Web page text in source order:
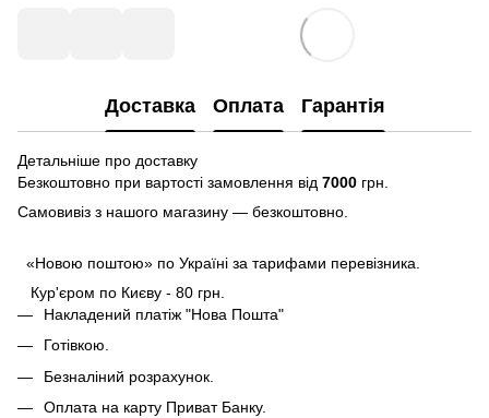
Доставка Оплата Гарантія
Детальніше про доставку
Безкоштовно при вартості замовлення від 7000 грн.
Самовивіз з нашого магазину — безкоштовно.
«Новою поштою» по Україні за тарифами перевізника.
Кур'єром по Києву - 80 грн.
Накладений платіж "Нова Пошта"
Готівкою.
Безналіний розрахунок.
Оплата на карту Приват Банку.